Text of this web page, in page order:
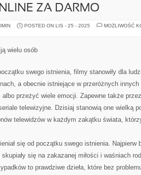
ZA DARMO
POSTED ON LIS - 25 - 2025
MOŻLIWOŚĆ
wielu osób
swego istnienia, filmy stanowiły dla
a obecnie istniejące w przeróżnych
albo przeżyć wiele emocji. Zapewne także
telewizyjne. Dzisiaj stanowią one wielką
telewidzów w każdym zakątku świata,
się od początku swego istnienia. Najpierw
się na zakazanej miłości i waśniach
to prawdziwe dzieła, które bez